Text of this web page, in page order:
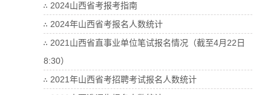
2024山西省考报考指南
2024年山西省考报名人数统计
2021山西省直事业单位笔试报名情况（截至4月22日
8:30）
2021年山西省考招聘考试报名人数统计